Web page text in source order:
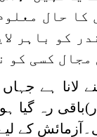
حال
کو باہر
کسی کو
لانا ہے
رہ گیا
کے